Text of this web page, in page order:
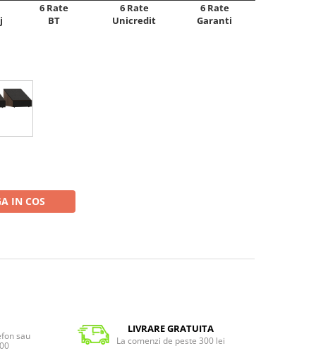
6 Rate
BT
6 Rate
Unicredit
6 Rate
Garanti
IN COS
sau
LIVRARE GRATUITA
La comenzi de peste 300 lei